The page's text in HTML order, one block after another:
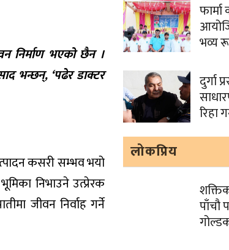
निर्माण भएको छैन ।
भन्छन्, ‘पढेर डाक्टर
कसरी सम्भव भयो
निभाउने उत्प्रेरक
जीवन निर्वाह गर्ने
फार्मा
भव्य
दुर्गा
रिहा
लोकप्रिय
पाँचौ